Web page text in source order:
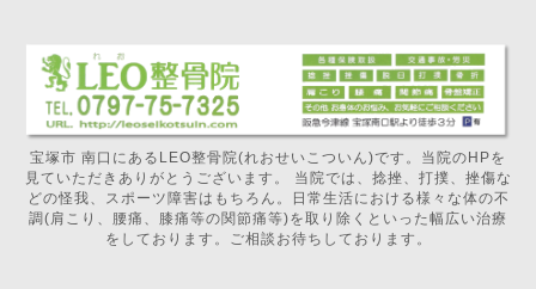
宝塚市 南口にあるLEO整骨院(れおせいこついん)です。当院のHPを
見ていただきありがとうございます。 当院では、捻挫、打撲、挫傷な
どの怪我、スポーツ障害はもちろん。日常生活における様々な体の不
調(肩こり、腰痛、膝痛等の関節痛等)を取り除くといった幅広い治療
をしております。ご相談お待ちしております。